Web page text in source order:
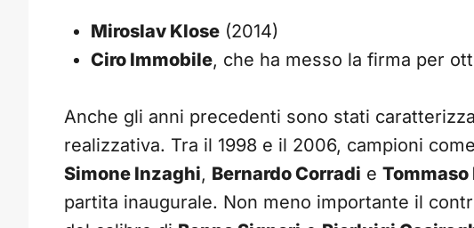
Miroslav Klose (2014)
Ciro Immobile, che ha messo la firma per
Anche gli anni precedenti sono stati
realizzativa. Tra il 1998 e il 2006, campioni come
Simone Inzaghi, Bernardo Corradi e Tommaso
partita inaugurale. Non meno importante il